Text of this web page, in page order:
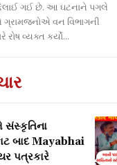
ગઈ છે. આ ઘટનાને પગલે
ગ્રામજનોએ વન વિભાગની
રોષ વ્યક્ત કર્યો...
સંસ્કૃતિના
બાદ Mayabhai
પત્રકારે